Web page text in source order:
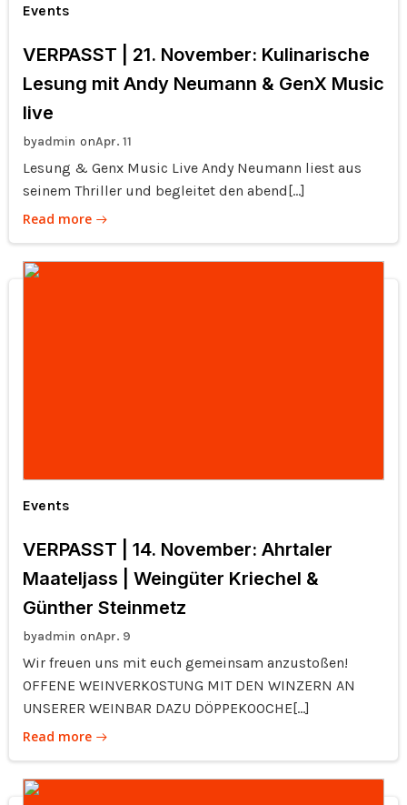
Events
VERPASST | 21. November: Kulinarische
Lesung mit Andy Neumann & GenX Music
live
byadmin onApr. 11
Lesung & Genx Music Live Andy Neumann liest aus
seinem Thriller und begleitet den abend[…]
Read more
Events
VERPASST | 14. November: Ahrtaler
Maateljass | Weingüter Kriechel &
Günther Steinmetz
byadmin onApr. 9
Wir freuen uns mit euch gemeinsam anzustoßen!
OFFENE WEINVERKOSTUNG MIT DEN WINZERN AN
UNSERER WEINBAR DAZU DÖPPEKOOCHE[…]
Read more